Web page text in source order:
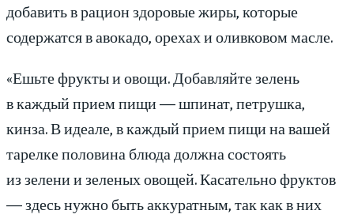
добавить в рацион здоровые жиры, которые
содержатся в авокадо, орехах и оливковом масле.
«Ешьте фрукты и овощи. Добавляйте зелень
в каждый прием пищи — шпинат, петрушка,
кинза. В идеале, в каждый прием пищи на вашей
тарелке половина блюда должна состоять
из зелени и зеленых овощей. Касательно фруктов
— здесь нужно быть аккуратным, так как в них